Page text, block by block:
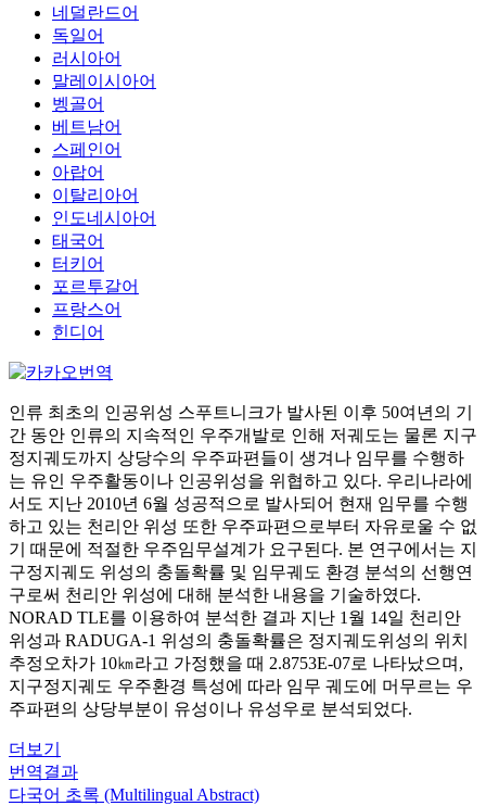
네덜란드어
독일어
러시아어
말레이시아어
벵골어
베트남어
스페인어
아랍어
이탈리아어
인도네시아어
태국어
터키어
포르투갈어
프랑스어
힌디어
인류 최초의 인공위성 스푸트니크가 발사된 이후 50여년의 기
간 동안 인류의 지속적인 우주개발로 인해 저궤도는 물론 지구
정지궤도까지 상당수의 우주파편들이 생겨나 임무를 수행하
는 유인 우주활동이나 인공위성을 위협하고 있다. 우리나라에
서도 지난 2010년 6월 성공적으로 발사되어 현재 임무를 수행
하고 있는 천리안 위성 또한 우주파편으로부터 자유로울 수 없
기 때문에 적절한 우주임무설계가 요구된다. 본 연구에서는 지
구정지궤도 위성의 충돌확률 및 임무궤도 환경 분석의 선행연
구로써 천리안 위성에 대해 분석한 내용을 기술하였다.
NORAD TLE를 이용하여 분석한 결과 지난 1월 14일 천리안
위성과 RADUGA-1 위성의 충돌확률은 정지궤도위성의 위치
추정오차가 10㎞라고 가정했을 때 2.8753E-07로 나타났으며,
지구정지궤도 우주환경 특성에 따라 임무 궤도에 머무르는 우
주파편의 상당부분이 유성이나 유성우로 분석되었다.
더보기
번역결과
다국어 초록 (Multilingual Abstract)